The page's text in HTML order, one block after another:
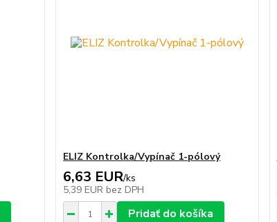
ELIZ Kontrolka/Vypínač 1-pólový
6,63 EUR/ks
5,39 EUR bez DPH
Pridať do košíka